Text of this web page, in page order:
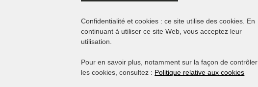
Confidentialité et cookies : ce site utilise des cookies. En
continuant à utiliser ce site Web, vous acceptez leur
utilisation.
Pour en savoir plus, notamment sur la façon de contrôler
les cookies, consultez : Politique relative aux cookies